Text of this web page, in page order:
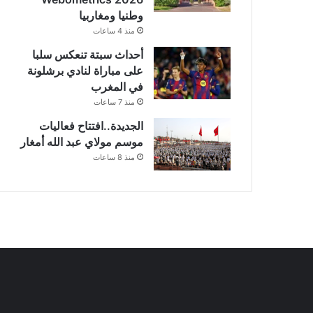
وطنيا ومغاربيا
منذ 4 ساعات
أحداث سبتة تنعكس سلبا
على مباراة لنادي برشلونة
في المغرب
منذ 7 ساعات
الجديدة..افتتاح فعاليات
موسم مولاي عبد الله أمغار
منذ 8 ساعات